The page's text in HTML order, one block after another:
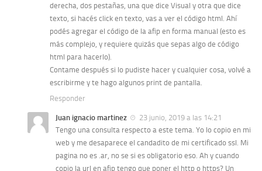
derecha, dos pestañas, una que dice Visual y otra que dice
texto, si hacés click en texto, vas a ver el código html. Ahí
podés agregar el código de la afip en forma manual (esto es
más complejo, y requiere quizás que sepas algo de código
html para hacerlo).
Contame después si lo pudiste hacer y cualquier cosa, volvé a
escribirme y te hago algunos print de pantalla.
Responder
Juan ignacio martinez
23 junio, 2019 a las 14:21
Tengo una consulta respecto a este tema. Yo lo copio en mi
web y me desaparece el candadito de mi certificado ssl. Mi
pagina no es .ar, no se si es obligatorio eso. Ah y cuando
copio la url en afip tengo que poner el http o https? Un